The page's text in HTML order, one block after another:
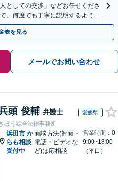
としての交渉」などお任せくださ
、何度でも丁寧に説明するよう心
】【当日／電話相談可】
表を見る
メールでお問い合わせ
頭 俊輔 弁護士 愛媛県
きぼう綜合法律事務所
浜田市 か
らも相談
受付中
面談方法(対面・
電話・ビデオな
ど)は応相談
営業時間：0
9:00~18:00
（平日）